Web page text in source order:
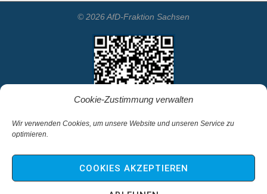
Cookie-Zustimmung verwalten
Wir verwenden Cookies, um unsere Website und unseren Service zu
optimieren.
COOKIES AKZEPTIEREN
© 2026 AfD-Fraktion Sachsen
Startseite
Kontakt
Impressum & Haftungsausschluss
Datenschutz